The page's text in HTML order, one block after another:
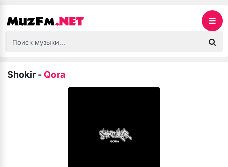
Shokir -Qora